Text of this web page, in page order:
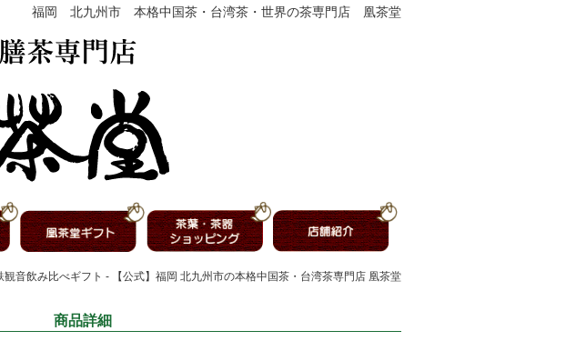
福岡 北九州市 本格中国茶・台湾茶・世界の茶専門店 凰茶堂
観音飲み比べギフト - 【公式】福岡 北九州市の本格中国茶・台湾茶専門店 凰茶堂
商品詳細